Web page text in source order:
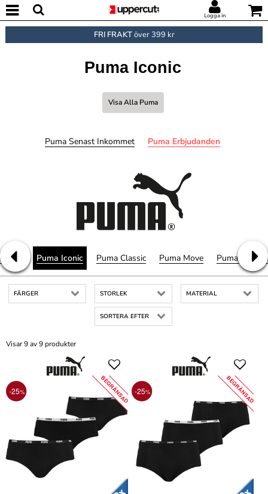
Logga in
FRI FRAKTöver 399 kr
Puma Iconic
Visa Alla Puma
Puma Senast Inkommet Puma Erbjudanden
Puma Iconic Puma Classic Puma Move Puma
FÄRGER STORLEK MATERIAL
SORTERA EFTER
Visar 9 av 9 produkter
-25% BEGRÄNSAD-25% BEGRÄNSAD